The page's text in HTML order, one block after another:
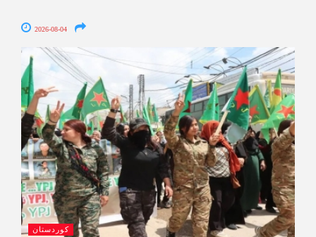
2026-08-04
کوردستان